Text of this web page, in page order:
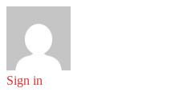
Sign in